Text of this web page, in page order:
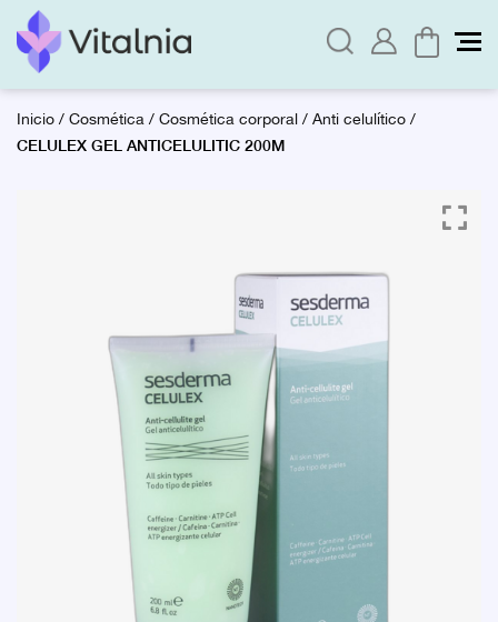
Inicio/Cosmética/Cosmética corporal/Anti celulítico/
CELULEX GEL ANTICELULITIC 200M